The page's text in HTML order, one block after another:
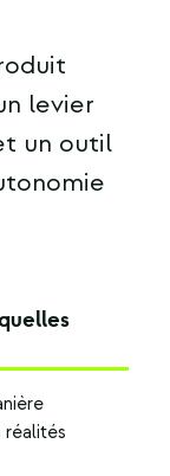
levier
un outil
réalités